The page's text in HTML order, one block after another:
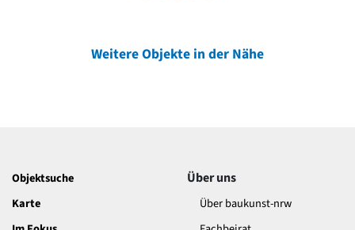
Weitere Objekte in der Nähe
Objektsuche
Karte
Über uns
Über baukunst-nrw